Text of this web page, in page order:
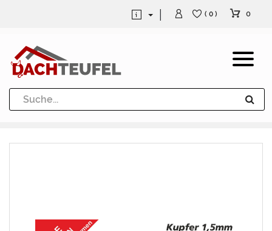
Dachrinne und Fallrohre
Werkzeuge und Löttechnik
( 0 ) 0